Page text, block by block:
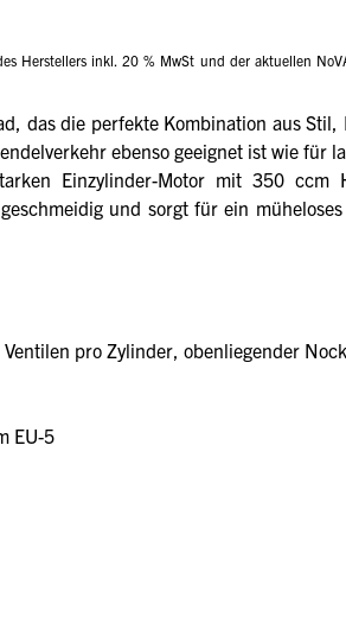
Herstellers inkl. 20 % MwSt und der aktuellen
das die perfekte Kombination aus
ebenso geeignet ist wie für
Einzylinder-Motor mit 350 ccm
und sorgt für ein
pro Zylinder, obenliegender
EU-5